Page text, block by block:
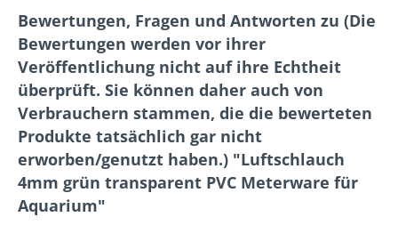
Bewertungen, Fragen und Antworten zu (Die
Bewertungen werden vor ihrer
Veröffentlichung nicht auf ihre Echtheit
überprüft. Sie können daher auch von
Verbrauchern stammen, die die bewerteten
Produkte tatsächlich gar nicht
erworben/genutzt haben.) "Luftschlauch
4mm grün transparent PVC Meterware für
Aquarium"